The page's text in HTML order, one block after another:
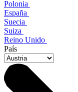
Polonia
España
Suecia
Suiza
Reino Unido
País